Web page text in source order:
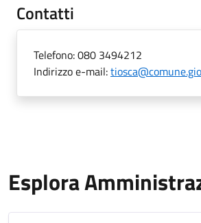
Contatti
Telefono:080 3494212
Indirizzo e-mail:
Esplora